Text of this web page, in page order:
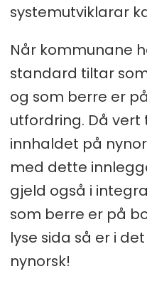
systemutviklarar
Når kommunane
standard tiltar
og som berre er
utfordring. Då
innhaldet på
med dette
gjeld også i
som berre er på
lyse sida så er i
nynorsk!